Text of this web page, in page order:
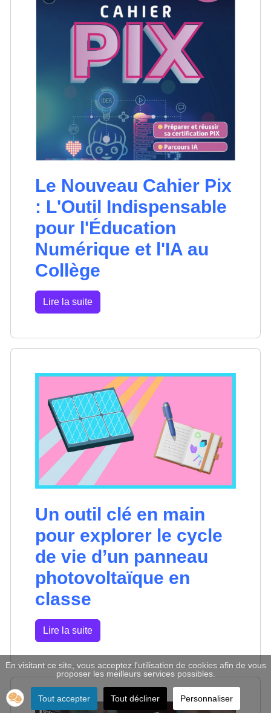
Le Nouveau Cahier Pix
: L'Outil Indispensable
pour l'Éducation
Numérique et l'IA au
Collège
Lire la suite
Un outil clé en main
pour explorer le cycle
de vie d’un panneau
photovoltaïque en
classe
Lire la suite
En visitant ce site, vous acceptez l'utilisation de cookies afin de vous
proposer les meilleurs services possibles.
Tout accepter Tout décliner Personnaliser